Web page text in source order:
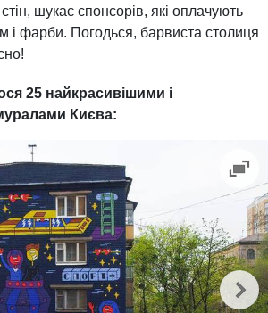
шукає спонсорів, які оплачують
і фарби. Погодься, барвиста столиця
25 найкрасивішими і
Києва: